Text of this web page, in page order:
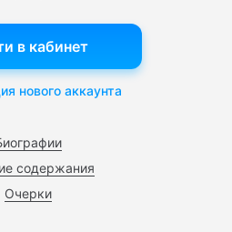
содержания
Очерки
в кабинет
нового аккаунта